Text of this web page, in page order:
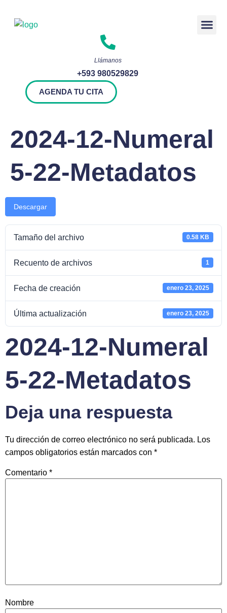
Llámanos
+593 980529829
AGENDA TU CITA
2024-12-Numeral
5-22-Metadatos
Descargar
Tamaño del archivo 0.58 KB
Recuento de archivos 1
Fecha de creación enero 23, 2025
Última actualización enero 23, 2025
2024-12-Numeral
5-22-Metadatos
Deja una respuesta
Tu dirección de correo electrónico no será publicada. Los
campos obligatorios están marcados con *
Comentario *
Nombre